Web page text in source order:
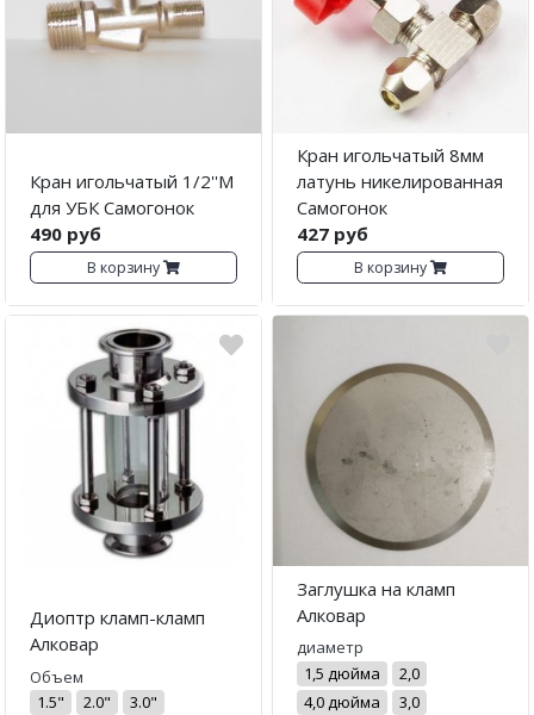
Кран игольчатый 1/2''М
для УБК Самогонок
490 руб
В корзину
Кран игольчатый 8мм
латунь никелированная
Самогонок
427 руб
В корзину
Диоптр кламп-кламп
Алковар
Объем
1.5"
2.0" 3.0"
Заглушка на кламп
Алковар
диаметр
1,5 дюйма
2,0
4,0 дюйма
3,0